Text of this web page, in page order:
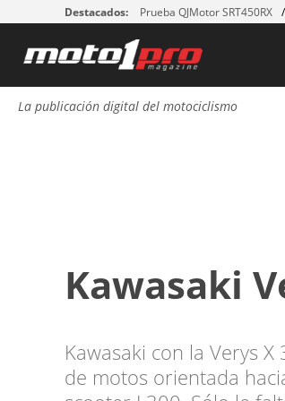
Destacados: Prueba QJMotor SRT450RX
La publicación digital del motociclismo
Kawasaki
Kawasaki con la Verys
de motos orientada